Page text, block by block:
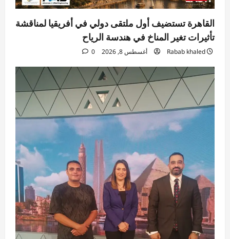
القاهرة تستضيف أول ملتقى دولي في أفريقيا لمناقشة
تأثيرات تغير المناخ في هندسة الرياح
Rabab khaled أغسطس 8, 2026 0